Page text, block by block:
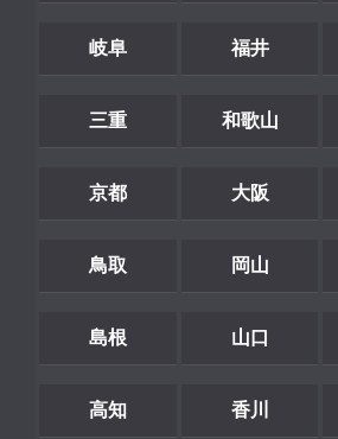
岐阜 福井
三重 和歌山
京都 大阪
鳥取 岡山
島根 山口
高知 香川